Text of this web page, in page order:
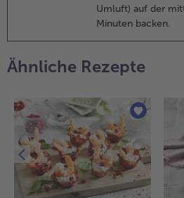
direkt bei
Temperatur
Wenden
etwas
und
dem Grillen
glasieren.
der Salsa
Umluft) auf der
Minuten backen.
Ähnliche Rezepte